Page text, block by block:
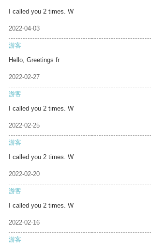
I called you 2 times. W
2022-04-03
游客
Hello, Greetings fr
2022-02-27
游客
I called you 2 times. W
2022-02-25
游客
I called you 2 times. W
2022-02-20
游客
I called you 2 times. W
2022-02-16
游客